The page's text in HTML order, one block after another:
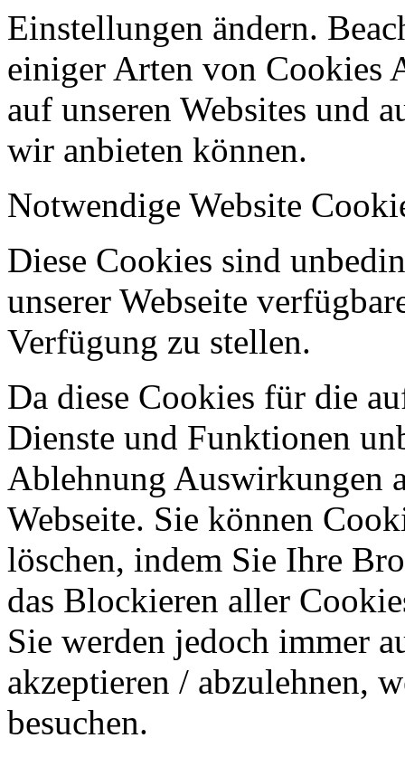
Einstellungen ändern.
einiger Arten von Cookies
auf unseren Websites und
wir anbieten können.
Notwendige Website
Diese Cookies sind
unserer Webseite
Verfügung zu stellen.
Da diese Cookies für die
Dienste und Funktionen
Ablehnung Auswirkungen
Webseite. Sie können
löschen, indem Sie Ihre
das Blockieren aller
Sie werden jedoch immer
akzeptieren / abzulehnen,
besuchen.